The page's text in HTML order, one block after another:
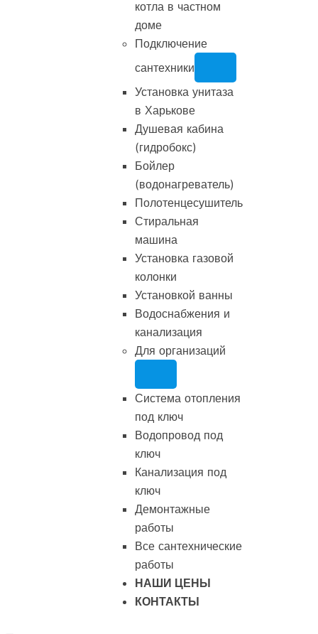
котла в частном
доме
Подключение
сантехники
Установка унитаза
в Харькове
Душевая кабина
(гидробокс)
Бойлер
(водонагреватель)
Полотенцесушитель
Стиральная
машина
Установка газовой
колонки
Установкой ванны
Водоснабжения и
канализация
Для организаций
Система отопления
под ключ
Водопровод под
ключ
Канализация под
ключ
Демонтажные
работы
Все сантехнические
работы
НАШИ ЦЕНЫ
КОНТАКТЫ